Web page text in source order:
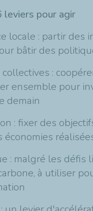
leviers pour agir
locale : partir des
bâtir des
:
ensemble pour
demain
: fixer des
économies
: malgré les défis
à utiliser